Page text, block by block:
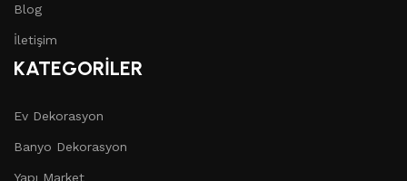
Blog
İletişim
KATEGORİLER
Ev Dekorasyon
Banyo Dekorasyon
Yapı Market